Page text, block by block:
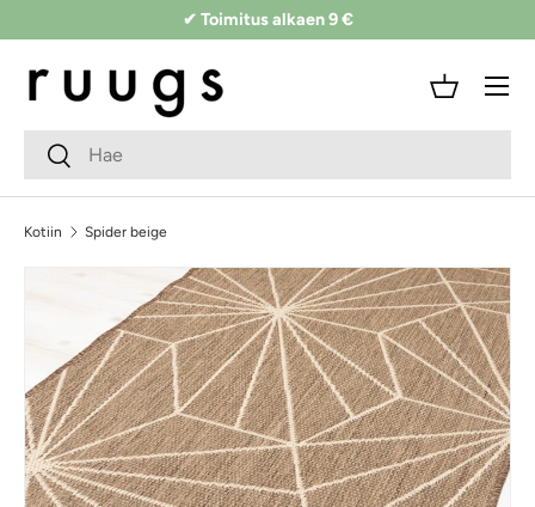
Siirry sisältöön
✔ Toimitus alkaen 9 €
Hakukenttä
Lähetä
Kori
Valikko
Kotiin Spider beige
Siirry tuotetietoihin